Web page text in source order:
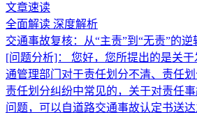
文章速读
全面解读 深度解析
交通事故复核：从“主责”到“无责”的逆
[问题分析]：
您好，您所提出的是关
通管理部门对于责任划分不清、责任
责任划分纠纷中常见的，关于对责任
问题，可以自道路交通事故认定书送